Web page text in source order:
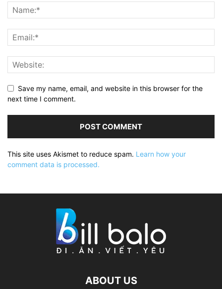
Save my name, email, and website in this browser for the
next time I comment.
This site uses Akismet to reduce spam. Learn how your
comment data is processed.
ABOUT US